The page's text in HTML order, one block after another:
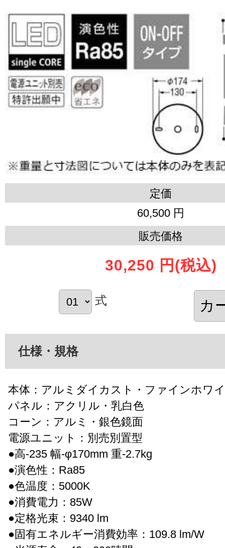
定価
60,500 円
販売価格
30,250 円 (税込)
式
仕様・規格
本体：アルミダイカスト・ファインホワ
パネル：アクリル・乳白色
コーン：アルミ・銀色鏡面
電源ユニット：別売別置型
●高-235 幅-φ170mm 重-2.7kg
●演色性：Ra85
●色温度：5000K
●消費電力：85W
●定格光束：9340 lm
●固有エネルギー消費効率：109.8 lm/W